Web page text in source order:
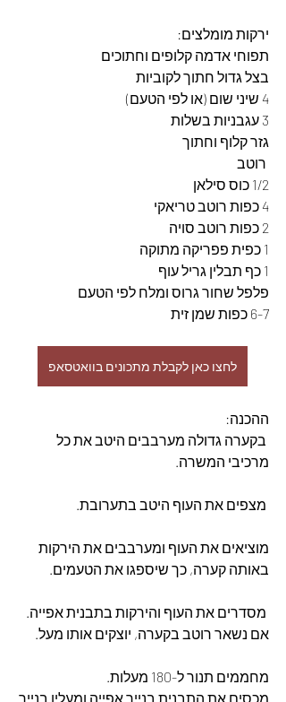
ירקות מומלצים:
תפוחי אדמה קלופים וחתוכים
בצל גדול חתוך לקוביות
4 שיני שום (או לפי הטעם)
3 עגבניות בשלות
גזר קלוף וחתוך
1/2 כוס סילאן
4 כפות רוטב טריאקי
2 כפות רוטב סויה
1 כפית פפריקה מתוקה
1 כף תבלין גריל עוף
פלפל שחור גרוס ומלח לפי הטעם
6-7 כפות שמן זית
לחצו כאן לקבלת מתכונים בוואטסאפ
ההכנה:
בקערה גדולה מערבבים היטב את כל
מרכיבי המשרה.
מוציאים את העוף ומערבבים את הירקות
באותה קערה, כך שיספגו את הטעמים.
מסדרים את העוף והירקות בתבנית אפייה.
אם נשאר רוטב בקערה, יוצקים אותו מעל.
מחממים תנור ל-180 מעלות.
מכסים את התבנית בנייר אפייה ומעליו בנייר